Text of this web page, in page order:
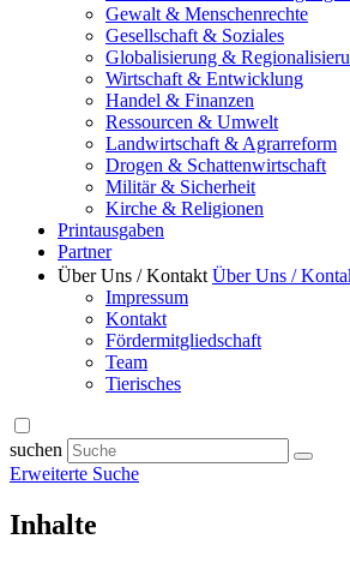
Gewalt & Menschenrechte
Gesellschaft & Soziales
Globalisierung &
Wirtschaft & Entwicklung
Handel & Finanzen
Ressourcen & Umwelt
Landwirtschaft & Agrarreform
Drogen & Schattenwirtschaft
Militär & Sicherheit
Kirche & Religionen
Printausgaben
Partner
Über Uns / Kontakt Über Uns /
Impressum
Kontakt
Fördermitgliedschaft
Team
Tierisches
suchen
Erweiterte Suche
Inhalte